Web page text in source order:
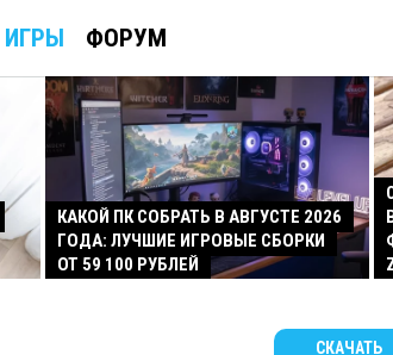
ИГРЫ ФОРУМ
КАКОЙ ПК СОБРАТЬ В АВГУСТЕ 2026
ГОДА: ЛУЧШИЕ ИГРОВЫЕ СБОРКИ
ОТ 59 100 РУБЛЕЙ
СКАЧАТЬ